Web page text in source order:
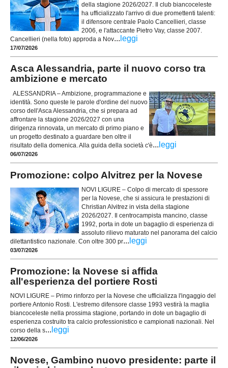
della stagione 2026/2027. Il club biancoceleste
ha ufficializzato l'arrivo di due promettenti talenti:
il difensore centrale Paolo Cancellieri, classe
2006, e l'attaccante Pietro Vay, classe 2007.
Cancellieri (nella foto) approda a Nov... leggi
17/07/2026
Asca Alessandria, parte il nuovo corso tra
ambizione e mercato
ALESSANDRIA – Ambizione, programmazione e
identità. Sono queste le parole d'ordine del nuovo
corso dell'Asca Alessandria, che si prepara ad
affrontare la stagione 2026/2027 con una
dirigenza rinnovata, un mercato di primo piano e
un progetto destinato a guardare ben oltre il
risultato della domenica. Alla guida della società c'è... leggi
06/07/2026
Promozione: colpo Alvitrez per la Novese
NOVI LIGURE – Colpo di mercato di spessore
per la Novese, che si assicura le prestazioni di
Christian Alvitrez in vista della stagione
2026/2027. Il centrocampista mancino, classe
1992, porta in dote un bagaglio di esperienza di
assoluto rilievo maturato nel panorama del calcio
dilettantistico nazionale. Con oltre 300 pr... leggi
03/07/2026
Promozione: la Novese si affida
all'esperienza del portiere Rosti
NOVI LIGURE – Primo rinforzo per la Novese che ufficializza l'ingaggio del
portiere Antonio Rosti. L'estremo difensore classe 1993 vestirà la maglia
biancoceleste nella prossima stagione, portando in dote un bagaglio di
esperienza costruito tra calcio professionistico e campionati nazionali. Nel
corso della s... leggi
12/06/2026
Novese, Gambino nuovo presidente: parte il